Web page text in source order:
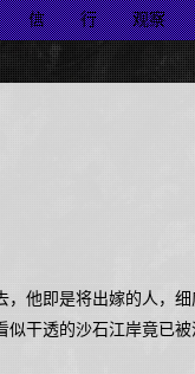
信 行 观察
他即是将出嫁的人，
干透的沙石江岸竟已